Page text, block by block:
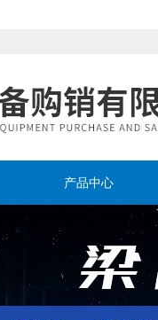
产品中心